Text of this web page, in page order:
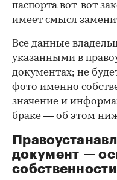
паспорта вот-вот
имеет смысл
00:00 /
Все данные
указанными в
документах; не
фото именно
значение и
браке — об этом
документ —